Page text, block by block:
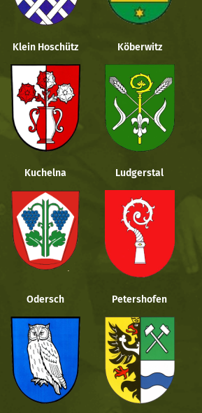
Klein Hoschütz Köberwitz
Kuchelna Ludgerstal
Odersch Petershofen